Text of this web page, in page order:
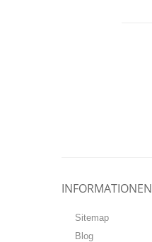
INFORMATIONEN
Sitemap
Blog